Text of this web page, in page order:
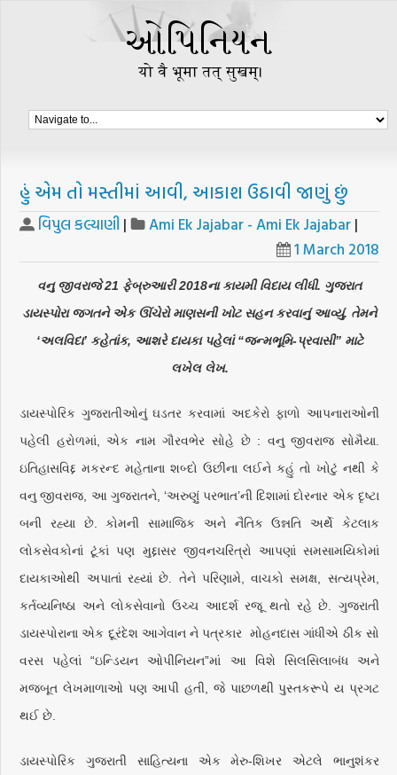
હું એમ તો મસ્તીમાં આવી, આકાશ ઉઠાવી જાણું છું
વિપુલ કલ્યાણી | Ami Ek Jajabar - Ami Ek Jajabar |
1 March 2018
વનુ જીવરાજે 21 ફેબ્રુઆરી 2018ના કાયમી વિદાય લીધી. ગુજરાત
ડાયસ્પોરા જગતને એક ઊંચેરો માણસની ખોટ સહન કરવાનું આવ્યું. તેમને
‘અલવિદા’ કહેતાંક, આશરે દાયકા પહેલાં “જન્મભૂમિ-પ્રવાસી” માટે
લખેલ લેખ.
ડાયસ્પોરિક ગુજરાતીઓનું ઘડતર કરવામાં અદકેરો ફાળો આપનારાઓની
પહેલી હરોળમાં, એક નામ ગૌરવભેર સોહે છે : વનુ જીવરાજ સોમૈયા.
ઇતિહાસવિદ્દ મકરન્દ મહેતાના શબ્દો ઉછીના લઈને કહું તો ખોટું નથી કે
વનુ જીવરાજ, આ ગુજરાતને, ‘અરુણું પરભાત’ની દિશામાં દોરનાર એક દૃષ્ટા
બની રહ્યા છે. કોમની સામાજિક અને નૈતિક ઉન્નતિ અર્થે કેટલાક
લોકસેવકોનાં ટૂંકાં પણ મુદ્દાસર જીવનચરિત્રો આપણાં સમસામયિકોમાં
દાયકાઓથી અપાતાં રહ્યાં છે. તેને પરિણામે, વાચકો સમક્ષ, સત્યપ્રેમ,
કર્તવ્યનિષ્ઠા અને લોકસેવાનો ઉચ્ચ આદર્શ રજૂ થતો રહે છે. ગુજરાતી
ડાયસ્પોરાના એક દૂરંદેશ આગેવાન ને પત્રકાર મોહનદાસ ગાંધીએ ઠીક સો
વરસ પહેલાં “ઇન્ડિયન ઓપીનિયન”માં આ વિશે સિલસિલાબંધ અને
મજબૂત લેખમાળાઓ પણ આપી હતી, જે પાછળથી પુસ્તકરૂપે ય પ્રગટ
થઈ છે.
ડાયસ્પોરિક ગુજરાતી સાહિત્યના એક મેરુ-શિખર એટલે ભાનુશંકર